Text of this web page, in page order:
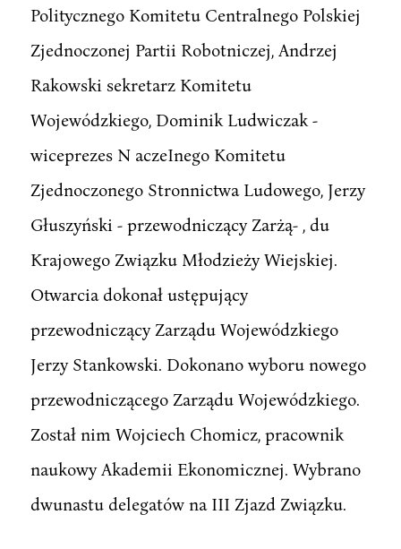
Politycznego Komitetu Centralnego Polskiej
Zjednoczonej Partii Robotniczej, Andrzej
Rakowski sekretarz Komitetu
Wojewódzkiego, Dominik Ludwiczak -
wiceprezes N aczeInego Komitetu
Zjednoczonego Stronnictwa Ludowego, Jerzy
Głuszyński - przewodniczący Zarżą- , du
Krajowego Związku Młodzieży Wiejskiej.
Otwarcia dokonał ustępujący
przewodniczący Zarządu Wojewódzkiego
Jerzy Stankowski. Dokonano wyboru nowego
przewodniczącego Zarządu Wojewódzkiego.
Został nim Wojciech Chomicz, pracownik
naukowy Akademii Ekonomicznej. Wybrano
dwunastu delegatów na III Zjazd Związku.